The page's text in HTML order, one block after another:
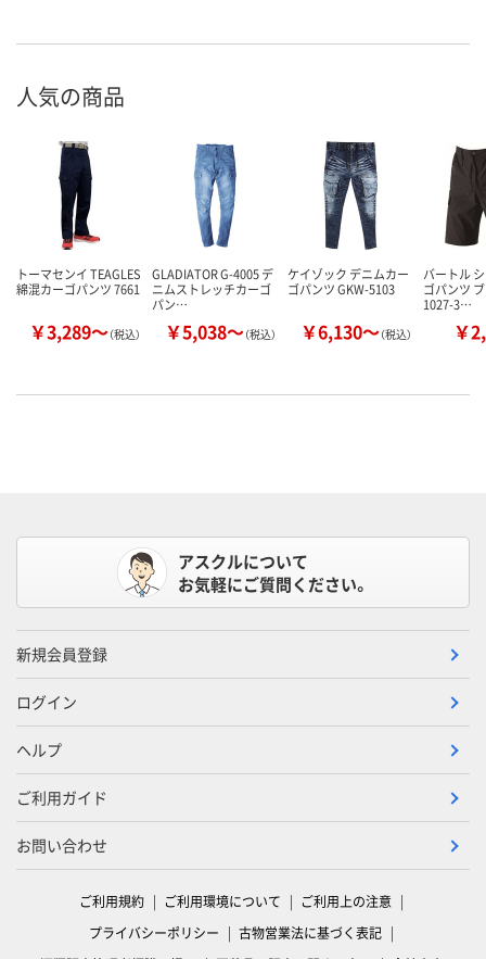
人気の商品
トーマセンイ TEAGLES
綿混カーゴパンツ 7661
￥3,289～（税込）
GLADIATOR G-4005 デ
ニムストレッチカーゴ
パン…
￥5,038～（税込）
ケイゾック デニムカー
ゴパンツ GKW-5103
￥6,130～（税込）
バートル
ゴパンツ
1027-3…
￥
アスクルについて
お気軽にご質問ください。
新規会員登録
ログイン
ヘルプ
ご利用ガイド
お問い合わせ
ご利用規約 ご利用環境について
ご利用上の注意
プライバシーポリシー
古物営業法に基づく表記